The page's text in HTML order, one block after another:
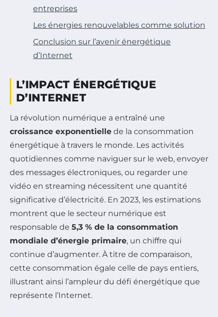
entreprises
Les énergies renouvelables comme solution
Conclusion sur l’avenir énergétique
d’Internet
L’IMPACT ÉNERGÉTIQUE
D’INTERNET
La révolution numérique a entraîné une
croissance exponentielle de la consommation
énergétique à travers le monde. Les activités
quotidiennes comme naviguer sur le web, envoyer
des messages électroniques, ou regarder une
vidéo en streaming nécessitent une quantité
significative d’électricité. En 2023, les estimations
montrent que le secteur numérique est
responsable de 5,3 % de la consommation
mondiale d’énergie primaire, un chiffre qui
continue d’augmenter. À titre de comparaison,
cette consommation égale celle de pays entiers,
illustrant ainsi l’ampleur du défi énergétique que
représente l’Internet.